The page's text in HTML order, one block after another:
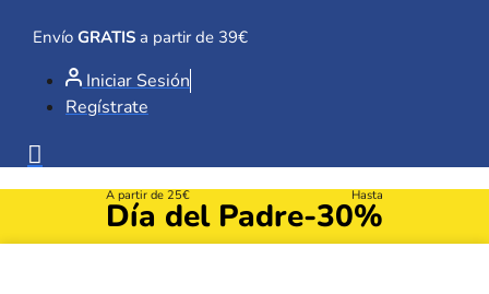
contenido
Envío GRATIS a partir de 39€
Iniciar Sesión
Regístrate
A partir de 25€
Día del Padre
Hasta
-30%